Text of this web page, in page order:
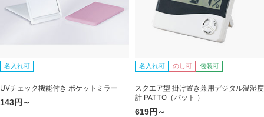
名入れ可
UVチェック機能付き ポケットミラー
143円～
名入れ可 のし可 包装可
スクエア型 掛け置き兼用デジタル温湿度
計 PATTO（パット ）
619円～